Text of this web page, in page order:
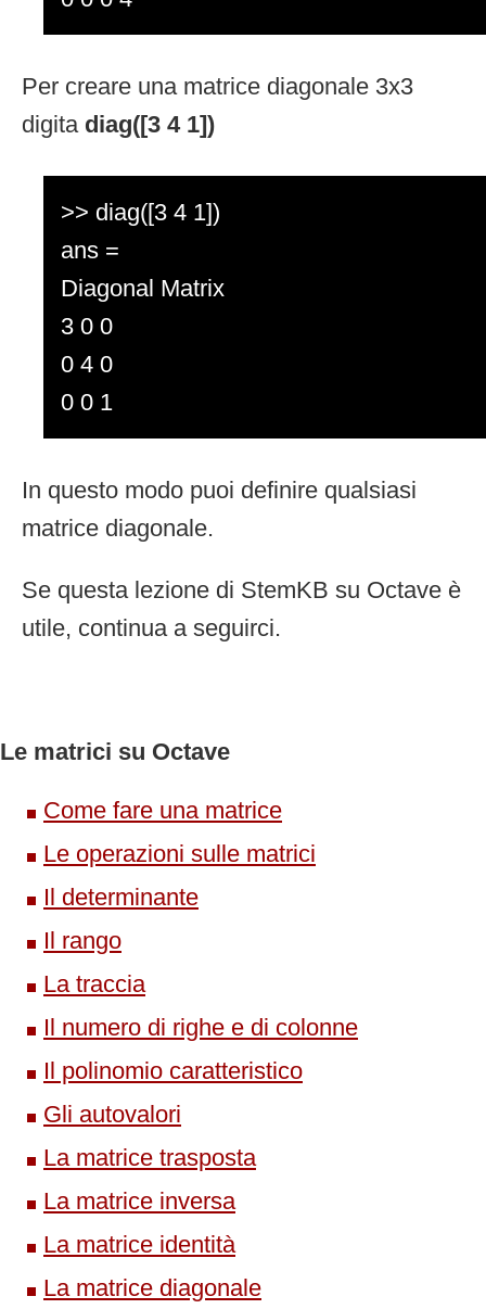
Per creare una matrice diagonale 3x3
digita diag([3 4 1])
>> diag([3 4 1])
ans =
Diagonal Matrix
3 0 0
0 4 0
0 0 1
In questo modo puoi definire qualsiasi
matrice diagonale.
Se questa lezione di StemKB su Octave è
utile, continua a seguirci.
Le matrici su Octave
Come fare una matrice
Le operazioni sulle matrici
Il determinante
Il rango
La traccia
Il numero di righe e di colonne
Il polinomio caratteristico
Gli autovalori
La matrice trasposta
La matrice inversa
La matrice identità
La matrice diagonale